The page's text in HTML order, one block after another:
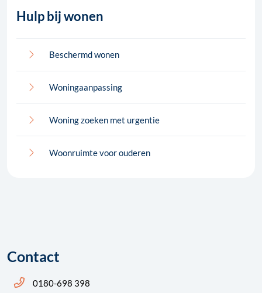
Hulp bij wonen
Beschermd wonen
Woningaanpassing
Woning zoeken met urgentie
Woonruimte voor ouderen
Contact
Bel ons: 14 0180
0180-698 398